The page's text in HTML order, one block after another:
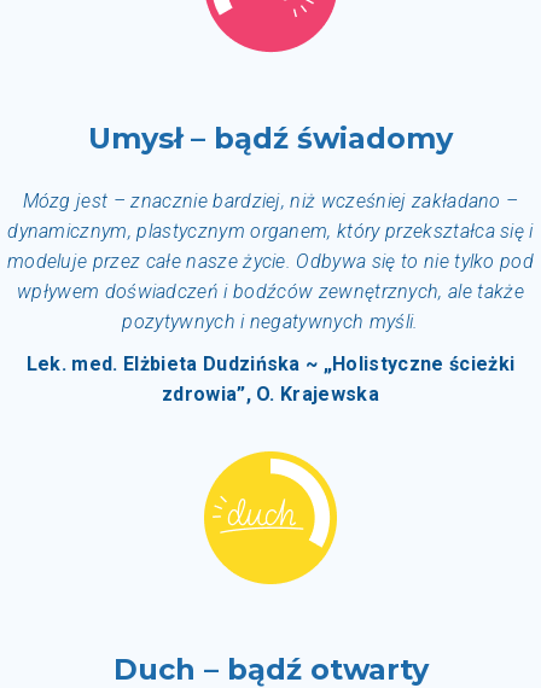
Umysł – bądź świadomy
Mózg jest – znacznie bardziej, niż wcześniej zakładano –
dynamicznym, plastycznym organem, który przekształca się i
modeluje przez całe nasze życie. Odbywa się to nie tylko pod
wpływem doświadczeń i bodźców zewnętrznych, ale także
pozytywnych i negatywnych myśli.
Lek. med. Elżbieta Dudzińska ~ „Holistyczne ścieżki
zdrowia”, O. Krajewska
Duch – bądź otwarty